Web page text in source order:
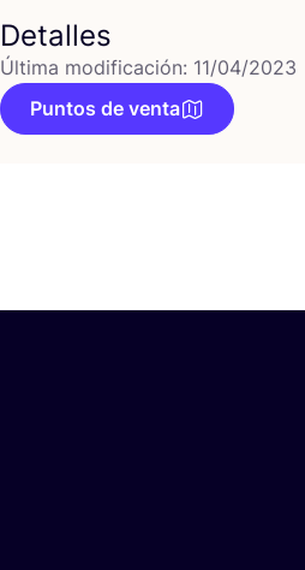
Detalles
Última modificación: 11/04/2023
Puntos de venta